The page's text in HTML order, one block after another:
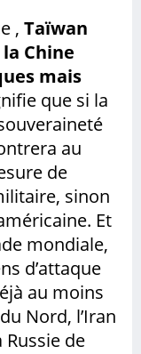
,Taïwan
Chine
mais
que si la
au
de
sinon
Et
mondiale,
d’attaque
au moins
Nord, l’Iran
de